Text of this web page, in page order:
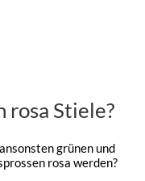
rosa Stiele?
grünen und
rosa werden?